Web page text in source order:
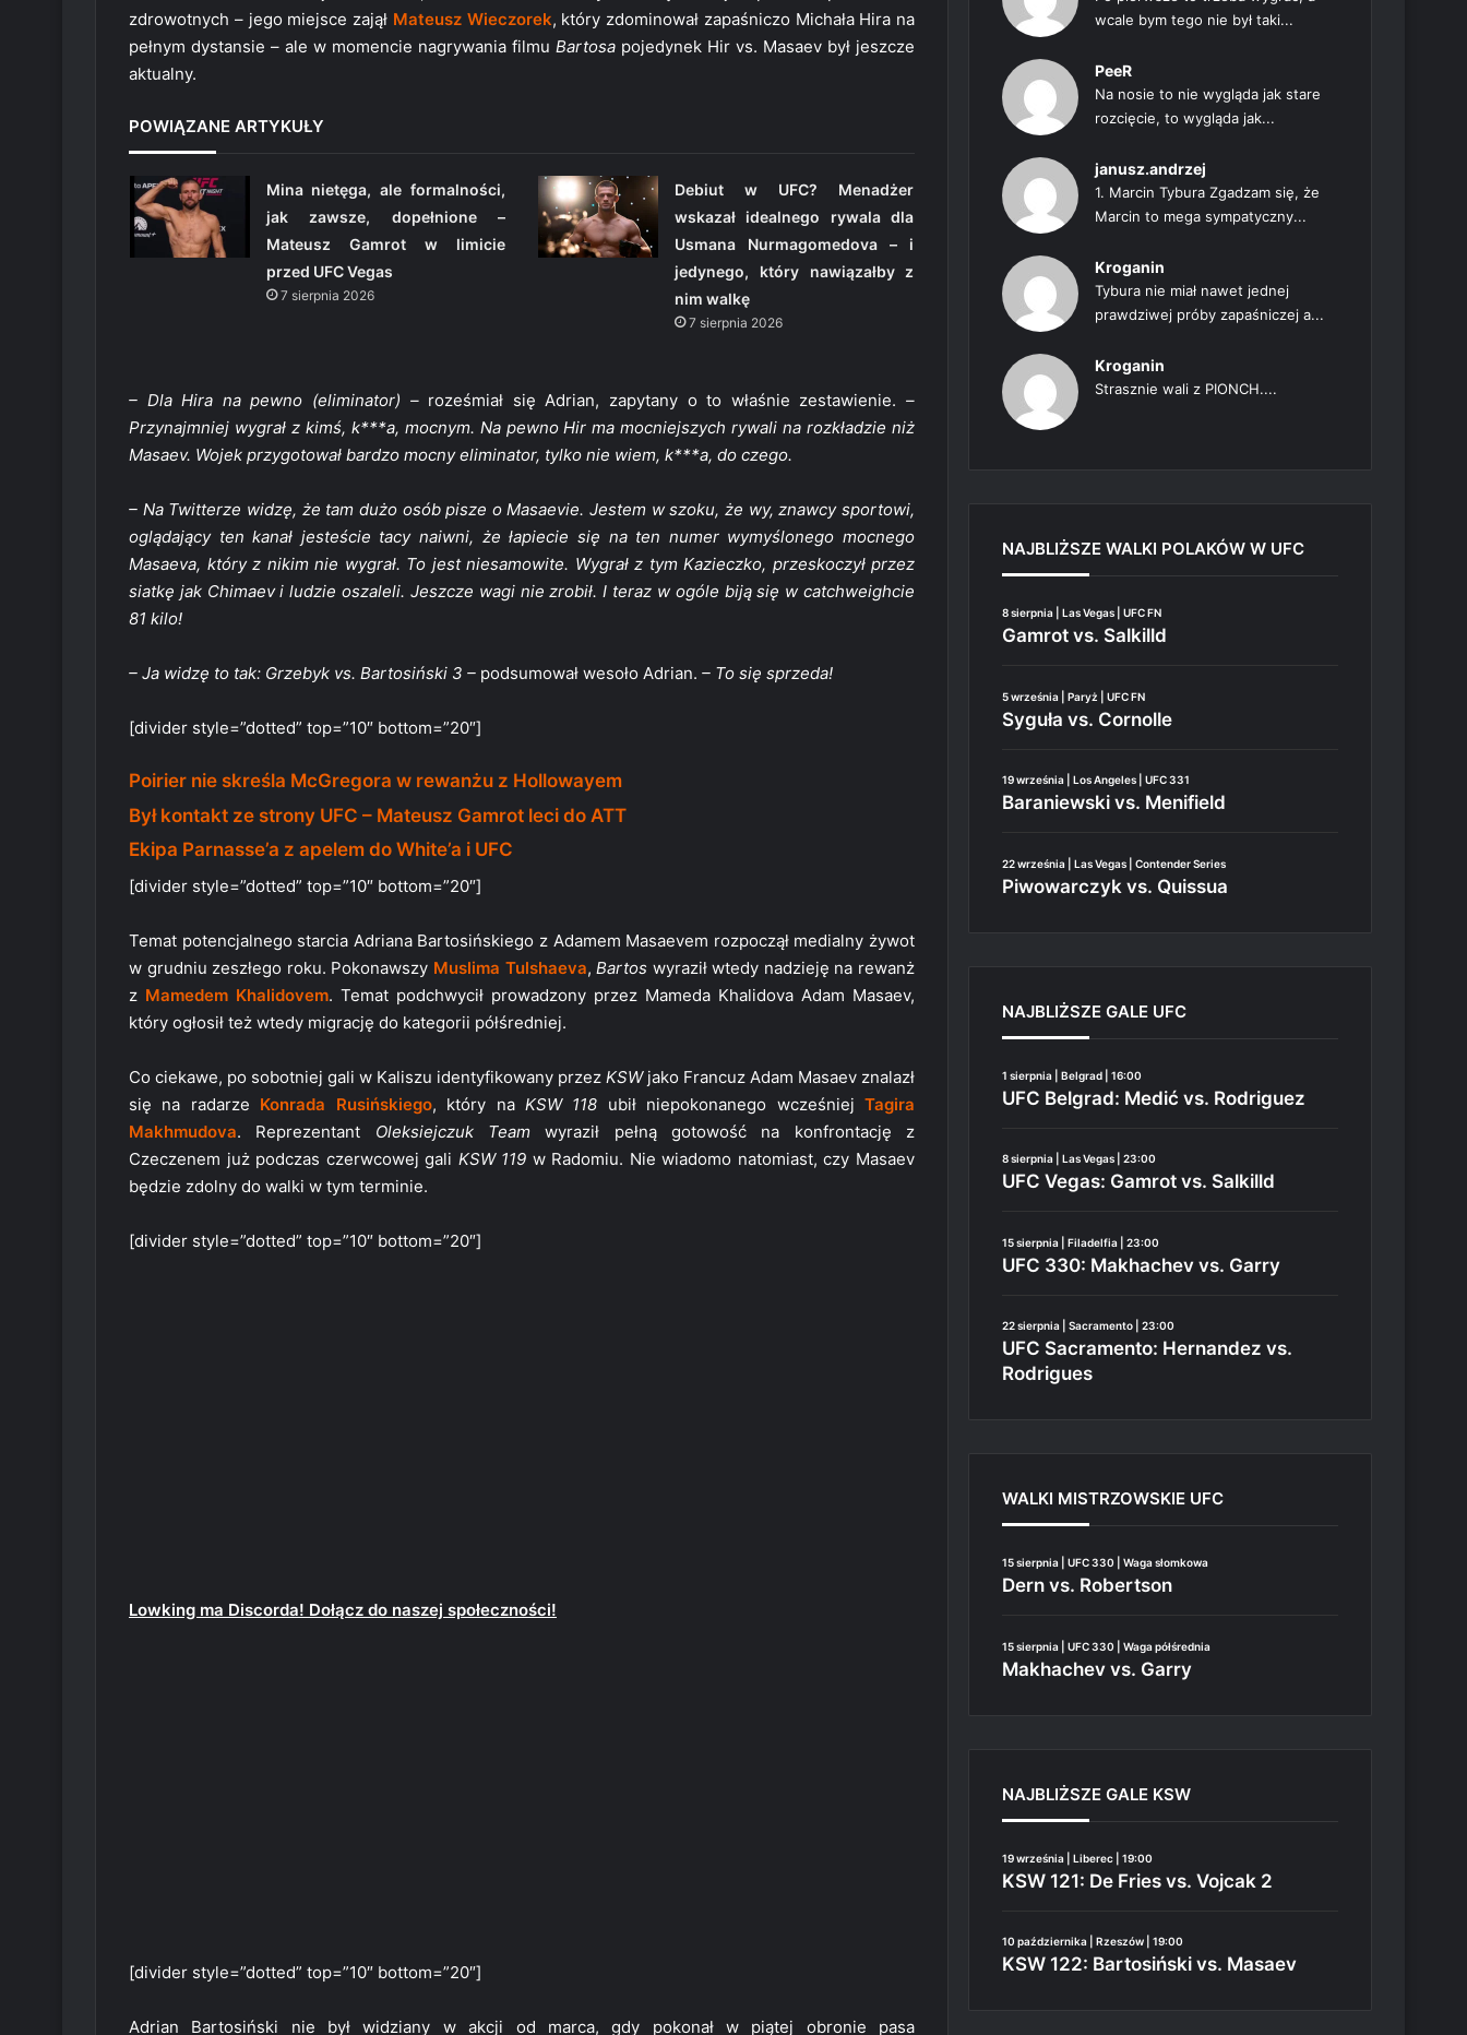
zdrowotnych – jego miejsce zajął Mateusz Wieczorek, który zdominował zapaśniczo Michała Hira na
pełnym dystansie – ale w momencie nagrywania filmu Bartosa pojedynek Hir vs. Masaev był jeszcze
aktualny.
POWIĄZANE ARTYKUŁY
Mina nietęga, ale formalności,
jak zawsze, dopełnione –
Mateusz Gamrot w limicie
przed UFC Vegas
7 sierpnia 2026
Debiut w UFC? Menadżer
wskazał idealnego rywala dla
Usmana Nurmagomedova – i
jedynego, który nawiązałby z
nim walkę
7 sierpnia 2026
– Dla Hira na pewno (eliminator) –roześmiał się Adrian, zapytany o to właśnie zestawienie.–
Przynajmniej wygrał z kimś, k***a, mocnym. Na pewno Hir ma mocniejszych rywali na rozkładzie niż
Masaev. Wojek przygotował bardzo mocny eliminator, tylko nie wiem, k***a, do czego.
– Na Twitterze widzę, że tam dużo osób pisze o Masaevie. Jestem w szoku, że wy, znawcy sportowi,
oglądający ten kanał jesteście tacy naiwni, że łapiecie się na ten numer wymyślonego mocnego
Masaeva, który z nikim nie wygrał. To jest niesamowite. Wygrał z tym Kazieczko, przeskoczył przez
siatkę jak Chimaev i ludzie oszaleli. Jeszcze wagi nie zrobił. I teraz w ogóle biją się w catchweighcie
81 kilo!
– Ja widzę to tak: Grzebyk vs. Bartosiński 3 – podsumował wesoło Adrian. – To się sprzeda!
[divider style=”dotted” top=”10″ bottom=”20″]
Poirier nie skreśla McGregora w rewanżu z Hollowayem
Był kontakt ze strony UFC – Mateusz Gamrot leci do ATT
Ekipa Parnasse’a z apelem do White’a i UFC
[divider style=”dotted” top=”10″ bottom=”20″]
Temat potencjalnego starcia Adriana Bartosińskiego z Adamem Masaevem rozpoczął medialny żywot
w grudniu zeszłego roku. Pokonawszy Muslima Tulshaeva,Bartos wyraził wtedy nadzieję na rewanż
z Mamedem Khalidovem. Temat podchwycił prowadzony przez Mameda Khalidova Adam Masaev,
który ogłosił też wtedy migrację do kategorii półśredniej.
Co ciekawe, po sobotniej gali w Kaliszu identyfikowany przez KSWjako Francuz Adam Masaev znalazł
się na radarze Konrada Rusińskiego, który na KSW 118 ubił niepokonanego wcześniejTagira
Makhmudova. Reprezentant Oleksiejczuk Team wyraził pełną gotowość na konfrontację z
Czeczenem już podczas czerwcowej gali KSW 119 w Radomiu. Nie wiadomo natomiast, czy Masaev
będzie zdolny do walki w tym terminie.
[divider style=”dotted” top=”10″ bottom=”20″]
Lowking ma Discorda! Dołącz do naszej społeczności!
[divider style=”dotted” top=”10″ bottom=”20″]
Adrian Bartosiński nie był widziany w akcji od marca, gdy pokonał w piątej obronie pasa
wcale bym tego nie był taki...
PeeR
Na nosie to nie wygląda jak stare
rozcięcie, to wygląda jak...
janusz.andrzej
1. Marcin Tybura Zgadzam się, że
Marcin to mega sympatyczny...
Kroganin
Tybura nie miał nawet jednej
prawdziwej próby zapaśniczej a...
Kroganin
Strasznie wali z PIONCH....
NAJBLIŻSZE WALKI POLAKÓW W UFC
8 sierpnia | Las Vegas | UFC FN
Gamrot vs. Salkilld
5 września | Paryż | UFC FN
Syguła vs. Cornolle
19 września | Los Angeles | UFC 331
Baraniewski vs. Menifield
22 września | Las Vegas | Contender Series
Piwowarczyk vs. Quissua
NAJBLIŻSZE GALE UFC
1 sierpnia | Belgrad | 16:00
UFC Belgrad: Medić vs. Rodriguez
8 sierpnia | Las Vegas | 23:00
UFC Vegas: Gamrot vs. Salkilld
15 sierpnia | Filadelfia | 23:00
UFC 330: Makhachev vs. Garry
22 sierpnia | Sacramento | 23:00
UFC Sacramento: Hernandez vs.
Rodrigues
WALKI MISTRZOWSKIE UFC
15 sierpnia | UFC 330 | Waga słomkowa
Dern vs. Robertson
15 sierpnia | UFC 330 | Waga półśrednia
Makhachev vs. Garry
NAJBLIŻSZE GALE KSW
19 września | Liberec | 19:00
KSW 121: De Fries vs. Vojcak 2
10 października | Rzeszów | 19:00
KSW 122: Bartosiński vs. Masaev